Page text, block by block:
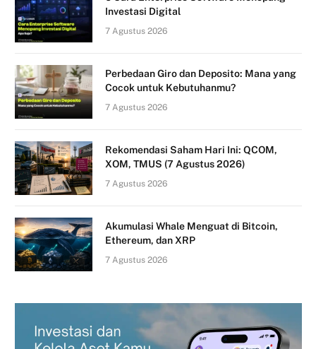
Investasi Digital
7 Agustus 2026
Perbedaan Giro dan Deposito: Mana yang
Cocok untuk Kebutuhanmu?
7 Agustus 2026
Rekomendasi Saham Hari Ini: QCOM,
XOM, TMUS (7 Agustus 2026)
7 Agustus 2026
Akumulasi Whale Menguat di Bitcoin,
Ethereum, dan XRP
7 Agustus 2026